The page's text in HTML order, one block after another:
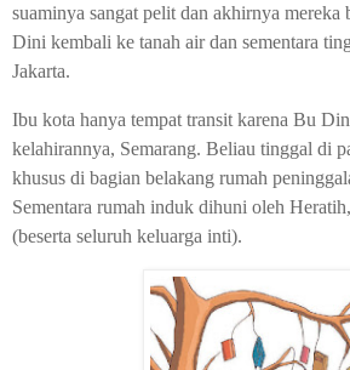
suaminya sangat pelit dan akhirnya
Dini kembali ke tanah air dan sementara
Jakarta.
Ibu kota hanya tempat transit karena Bu
kelahirannya, Semarang. Beliau tinggal di
khusus di bagian belakang rumah
Sementara rumah induk dihuni oleh
(beserta seluruh keluarga inti).